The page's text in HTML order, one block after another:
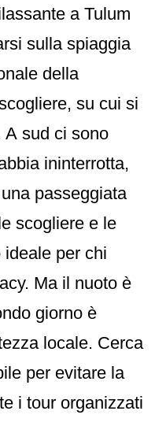
a Tulum
sulla spiaggia
della
su cui si
A sud ci sono
ininterrotta,
passeggiata
scogliere e le
per chi
Ma il nuoto è
giorno è
locale. Cerca
per evitare la
i tour organizzati